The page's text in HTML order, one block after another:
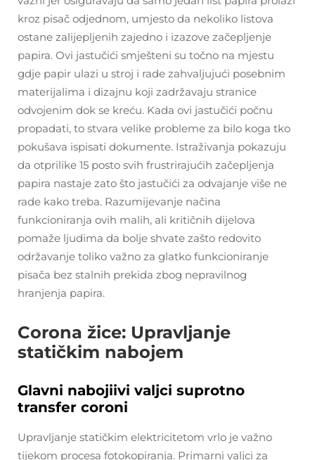
kroz pisač odjednom, umjesto da nekoliko listova
ostane zalijepljenih zajedno i izazove začepljenje
papira. Ovi jastučići smješteni su točno na mjestu
gdje papir ulazi u stroj i rade zahvaljujući posebnim
materijalima i dizajnu koji zadržavaju stranice
odvojenim dok se kreću. Kada ovi jastučići počnu
propadati, to stvara velike probleme za bilo koga tko
pokušava ispisati dokumente. Istraživanja pokazuju
da otprilike 15 posto svih frustrirajućih začepljenja
papira nastaje zato što jastučići za odvajanje više ne
rade kako treba. Razumijevanje načina
funkcioniranja ovih malih, ali kritičnih dijelova
pomaže ljudima da bolje shvate zašto redovito
održavanje toliko važno za glatko funkcioniranje
pisača bez stalnih prekida zbog nepravilnog
hranjenja papira.
Corona žice: Upravljanje
statičkim nabojem
Glavni nabojiivi valjci suprotno
transfer coroni
Upravljanje statičkim elektricitetom vrlo je važno
tijekom procesa fotokopiranja. Primarni valjci za